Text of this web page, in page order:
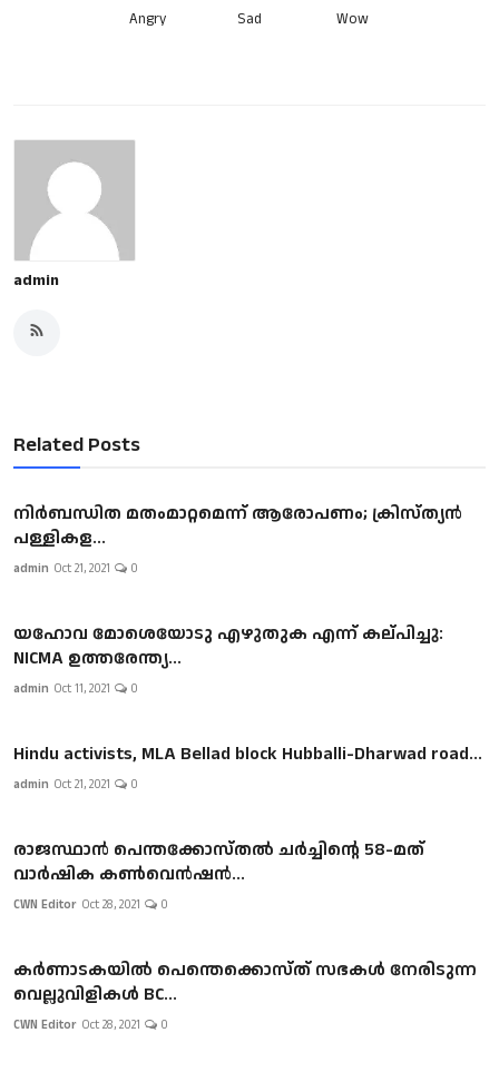
Angry Sad Wow
admin
Related Posts
നിര്‍ബന്ധിത മതംമാറ്റമെന്ന് ആരോപണം; ക്രിസ്ത്യന്‍
പള്ളികള...
admin Oct 21, 2021 0
യഹോവ മോശെയോടു എഴുതുക എന്ന് കല്പിച്ചു:
NICMA ഉത്തരേന്ത്യ...
admin Oct 11, 2021 0
Hindu activists, MLA Bellad block Hubballi-Dharwad road...
admin Oct 21, 2021 0
രാജസ്ഥാൻ പെന്തക്കോസ്തൽ ചർച്ചിന്റെ 58-മത്
വാർഷിക കൺവെൻഷൻ...
CWN Editor Oct 28, 2021 0
കർണാടകയിൽ പെന്തെക്കൊസ്ത് സഭകൾ നേരിടുന്ന
വെല്ലുവിളികൾ BC...
CWN Editor Oct 28, 2021 0